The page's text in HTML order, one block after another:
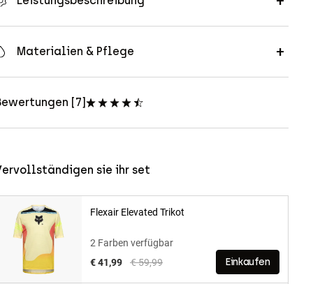
Materialien & Pflege
[7]
sie ihr set
Flexair Elevated Trikot
2 Farben verfügbar
Price reduced from
€ 59,99to
€ 41,99 Einkaufen